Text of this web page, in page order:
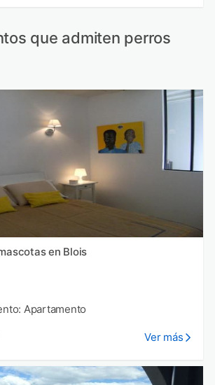
que admiten perros
en Blois
Apartamento
Ver más